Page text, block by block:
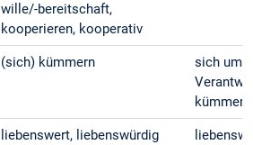
wille/-bereitschaft,
kooperieren, kooperativ
(sich) kümmern
sich um
kümmern
liebenswert, liebenswürdig